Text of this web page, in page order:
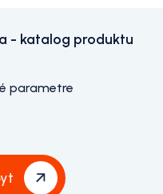
- katalog produktu
parametre